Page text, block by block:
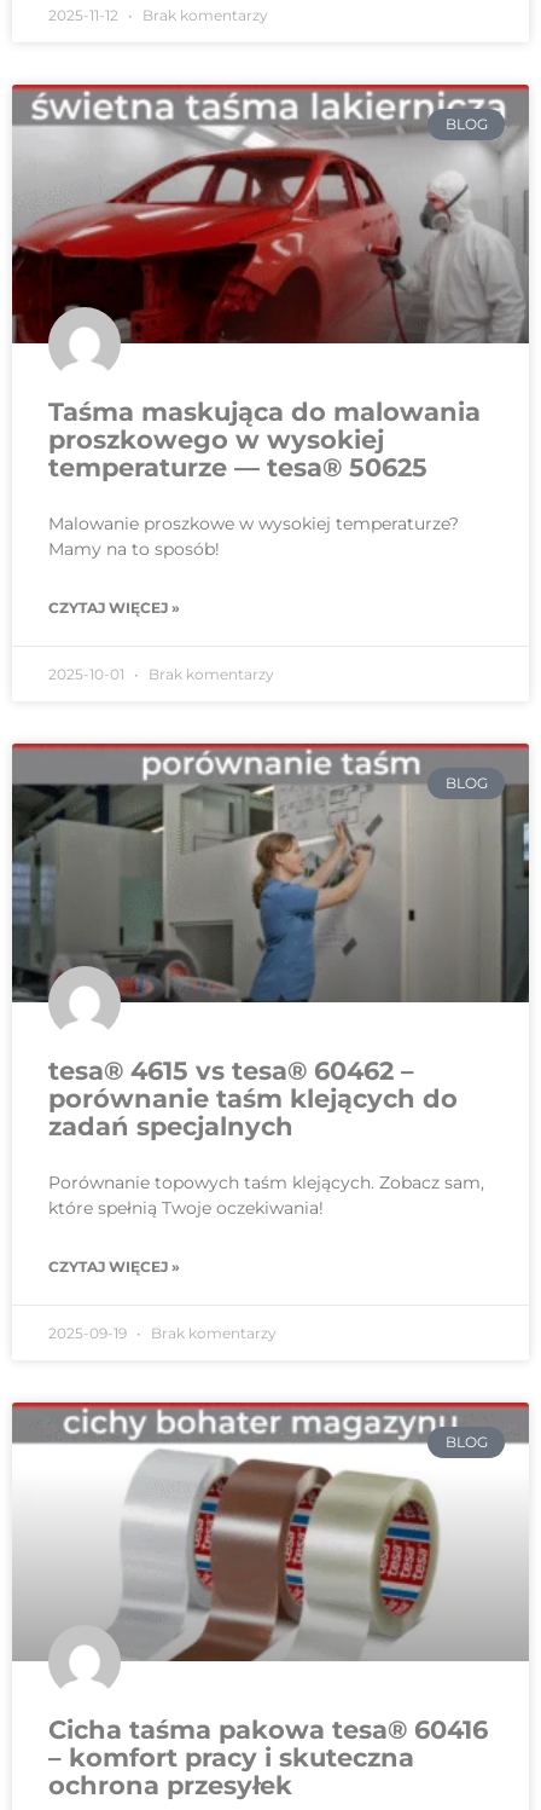
2025-11-12 Brak komentarzy
BLOG
Taśma maskująca do malowania
proszkowego w wysokiej
temperaturze — tesa® 50625
Malowanie proszkowe w wysokiej temperaturze?
Mamy na to sposób!
CZYTAJ WIĘCEJ »
2025-10-01 Brak komentarzy
BLOG
tesa® 4615 vs tesa® 60462 –
porównanie taśm klejących do
zadań specjalnych
Porównanie topowych taśm klejących. Zobacz sam,
które spełnią Twoje oczekiwania!
CZYTAJ WIĘCEJ »
2025-09-19 Brak komentarzy
BLOG
Cicha taśma pakowa tesa® 60416
– komfort pracy i skuteczna
ochrona przesyłek